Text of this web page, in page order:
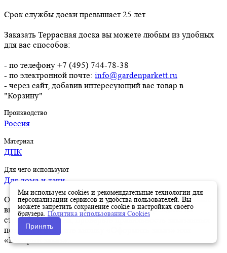
Срок службы доски превышает 25 лет.
Заказать Террасная доска вы можете любым из удобных
для вас способов:
- по телефону +7 (495) 744-78-38
- по электронной почте: info@gardenparkett.ru
- через сайт, добавив интересующий вас товар в
"Корзину"
Производство
Россия
Материал
ДПК
Для чего используют
Для дома и дачи
Оформить заказ на нашем сайте легко. Просто добавьте
выбранные товары в корзину, а затем перейдите на
страницу Корзина, проверьте правильность заказанных
позиций и нажмите кнопку «Оформить заказ» или
«Быстрый заказ».
Мы используем cookies и рекомендательные технологии для
персонализации сервисов и удобства пользователей. Вы
можете запретить сохранение cookie в настройках своего
браузера. Политика использования Cookies
Принять